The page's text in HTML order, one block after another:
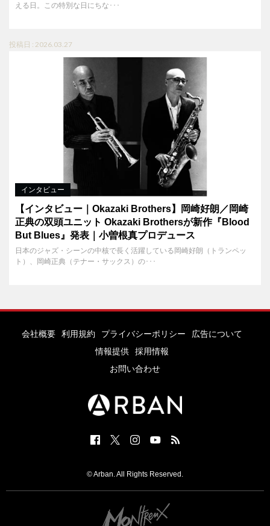
える日。この特別な日にちな･･･
投稿日 : 2026.03.27
インタビュー
【インタビュー｜Okazaki Brothers】岡崎好朗／岡崎
正典の双頭ユニット Okazaki Brothersが新作『Blood
But Blues』発表｜小曽根真プロデュース
日本のジャズ・シーンの中核で長く活躍している岡崎好朗（トランペッ
ト）、岡崎正典（テナー・サックス）の･･･
会社概要 利用規約 プライバシーポリシー
広告について
情報提供
採用情報
お問い合わせ
© Arban. All Rights Reserved.